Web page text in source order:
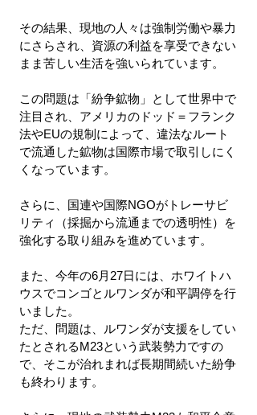
その結果、現地の人々は強制労働や暴力
にさらされ、資源の利益を享受できない
まま苦しい生活を強いられています。
この問題は「紛争鉱物」として世界中で
注目され、アメリカのドッド＝フランク
法やEUの規制によって、違法なルート
で流通した鉱物は国際市場で取引しにく
くなっています。
さらに、国連や国際NGOがトレーサビ
リティ（採掘から流通までの透明性）を
強化する取り組みを進めています。
また、今年の6月27日には、ホワイトハ
ウスでコンゴとルワンダが和平調停を行
いました。
ただ、問題は、ルワンダが支援をしてい
たとされるM23という武装勢力ですの
で、そこが治れまれば長期間続いた紛争
も終わります。